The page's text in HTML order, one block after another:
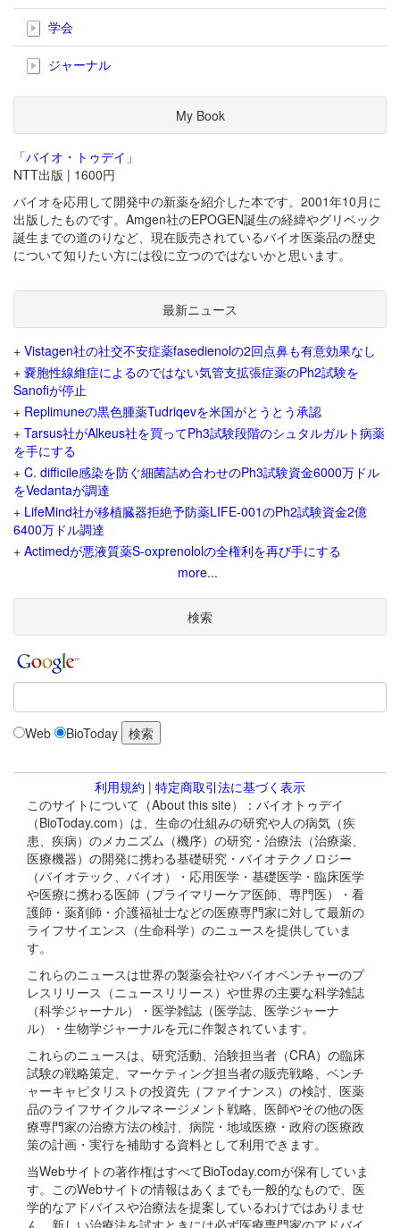
学会
ジャーナル
My Book
「バイオ・トゥデイ」
NTT出版 | 1600円
バイオを応用して開発中の新薬を紹介した本です。2001年10月に
出版したものです。Amgen社のEPOGEN誕生の経緯やグリベック
誕生までの道のりなど、現在販売されているバイオ医薬品の歴史
について知りたい方には役に立つのではないかと思います。
最新ニュース
+ Vistagen社の社交不安症薬fasedienolの2回点鼻も有意効果なし
+ 嚢胞性線維症によるのではない気管支拡張症薬のPh2試験を
Sanofiが停止
+ Replimuneの黒色腫薬Tudriqevを米国がとうとう承認
+ Tarsus社がAlkeus社を買ってPh3試験段階のシュタルガルト病薬
を手にする
+ C. difficile感染を防ぐ細菌詰め合わせのPh3試験資金6000万ドル
をVedantaが調達
+ LifeMind社が移植臓器拒絶予防薬LIFE-001のPh2試験資金2億
6400万ドル調達
+ Actimedが悪液質薬S-oxprenololの全権利を再び手にする
more...
検索
Web BioToday
利用規約 | 特定商取引法に基づく表示
このサイトについて（About this site）：バイオトゥデイ
（BioToday.com）は、生命の仕組みの研究や人の病気（疾
患、疾病）のメカニズム（機序）の研究・治療法（治療薬、
医療機器）の開発に携わる基礎研究・バイオテクノロジー
（バイオテック、バイオ）・応用医学・基礎医学・臨床医学
や医療に携わる医師（プライマリーケア医師、専門医）・看
護師・薬剤師・介護福祉士などの医療専門家に対して最新の
ライフサイエンス（生命科学）のニュースを提供していま
す。
これらのニュースは世界の製薬会社やバイオベンチャーのプ
レスリリース（ニュースリリース）や世界の主要な科学雑誌
（科学ジャーナル）・医学雑誌（医学誌、医学ジャーナ
ル）・生物学ジャーナルを元に作製されています。
これらのニュースは、研究活動、治験担当者（CRA）の臨床
試験の戦略策定、マーケティング担当者の販売戦略、ベンチ
ャーキャピタリストの投資先（ファイナンス）の検討、医薬
品のライフサイクルマネージメント戦略、医師やその他の医
療専門家の治療方法の検討、病院・地域医療・政府の医療政
策の計画・実行を補助する資料として利用できます。
当Webサイトの著作権はすべてBioToday.comが保有していま
す。このWebサイトの情報はあくまでも一般的なもので、医
学的なアドバイスや治療法を提案しているわけではありませ